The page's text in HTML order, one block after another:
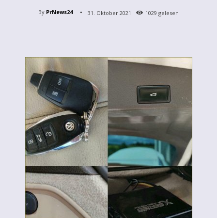
By PrNews24 31. Oktober 2021 1029 gelesen